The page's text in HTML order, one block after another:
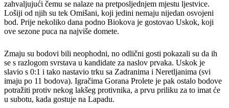
zahvaljujući čemu se nalaze na pretposljednjem mjestu ljestvice.
Lošiji od njih su tek Omišani, koji jedini nemaju nijedan osvojeni
bod. Prije nekoliko dana podno Biokova je gostovao Uskok, koji
ove sezone puca na najviše domete.
Zmaju su bodovi bili neophodni, no odlični gosti pokazali su da ih
se s razlogom svrstava u kandidate za naslov prvaka. Uskok je
slavio s 0:1 i tako nastavio trku sa Zadranima i Neretljanima (svi
imaju po 11 bodova). Igračima Gorana Prolete je pak ostalo bodove
potražiti protiv nekog lakšeg protivnika, a prvu priliku za to imat će
u subotu, kada gostuje na Lapadu.